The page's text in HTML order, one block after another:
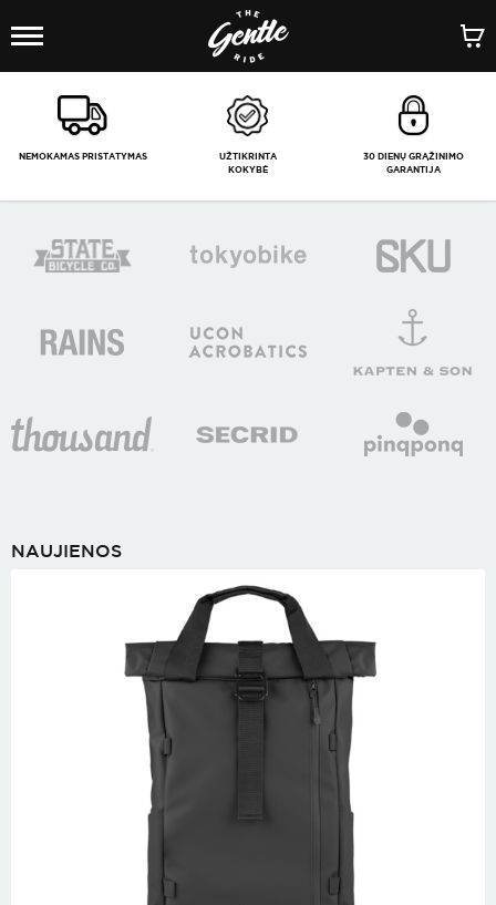
1/-
NEMOKAMAS PRISTATYMAS
UŽTIKRINTA
KOKYBĖ
30 DIENŲ GRĄŽINIMO
GARANTIJA
NAUJIENOS